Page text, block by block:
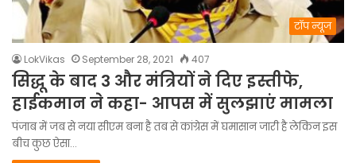
टॉप न्यूज
LokVikas September 28, 2021 407
सिद्धू के बाद 3 और मंत्रियों ने दिए इस्तीफे,
हाईकमान ने कहा- आपस में सुलझाएं मामला
पंजाब में जब से नया सीएम बना है तब से कांग्रेस में घमासान जारी है लेकिन इस
बीच कुछ ऐसा…